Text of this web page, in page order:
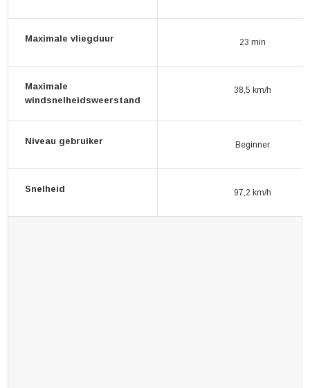
Maximale vliegduur 23 min
Maximale
windsnelheidsweerstand
38,5 km/h
Niveau gebruiker Beginner
Snelheid 97,2 km/h